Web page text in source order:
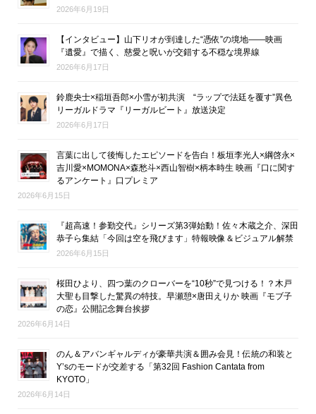
2026年6月19日
【インタビュー】山下リオが到達した“憑依”の境地――映画
『遺愛』で描く、慈愛と呪いが交錯する不穏な境界線
2026年6月17日
鈴鹿央士×稲垣吾郎×小雪が初共演 “ラップで法廷を覆す”異色
リーガルドラマ『リーガルビート』放送決定
2026年6月17日
言葉に出して後悔したエピソードを告白！板垣李光人×綱啓永×
吉川愛×MOMONA×森愁斗×西山智樹×柄本時生 映画『口に関す
るアンケート』口プレミア
2026年6月15日
『超高速！参勤交代』シリーズ第3弾始動！佐々木蔵之介、深田
恭子ら集結「今回は空を飛びます」特報映像＆ビジュアル解禁
2026年6月15日
桜田ひより、四つ葉のクローバーを“10秒”で見つける！？木戸
大聖も目撃した驚異の特技。早瀬憩×唐田えりか 映画『モブ子
の恋』公開記念舞台挨拶
2026年6月14日
のん＆アバンギャルディが豪華共演＆囲み会見！伝統の和装と
Y’sのモードが交差する「第32回 Fashion Cantata from
KYOTO」
2026年6月14日